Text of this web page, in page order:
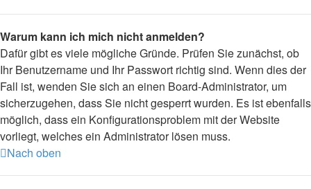
Warum kann ich mich nicht anmelden?
Dafür gibt es viele mögliche Gründe. Prüfen Sie zunächst, ob
Ihr Benutzername und Ihr Passwort richtig sind. Wenn dies der
Fall ist, wenden Sie sich an einen Board-Administrator, um
sicherzugehen, dass Sie nicht gesperrt wurden. Es ist ebenfalls
möglich, dass ein Konfigurationsproblem mit der Website
vorliegt, welches ein Administrator lösen muss.
Nach oben